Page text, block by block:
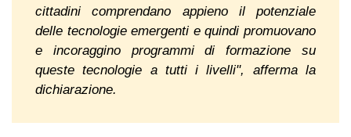
cittadini comprendano appieno il potenziale
delle tecnologie emergenti e quindi promuovano
e incoraggino programmi di formazione su
queste tecnologie a tutti i livelli", afferma la
dichiarazione.